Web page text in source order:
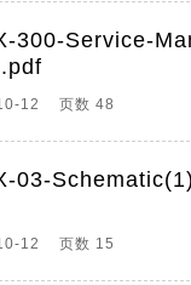
300-Service-
12 页数 48
03-
12 页数 15